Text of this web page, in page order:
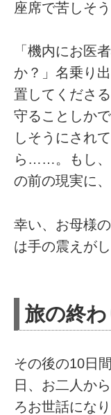
座席で苦しそ
「機内にお医
か？」名乗り
置してくださ
守ることしか
しそうにされ
ら……。もし
の前の現実に
幸い、お母様
は手の震えが
旅の終
その後の10日
日、お二人か
ろお世話にな